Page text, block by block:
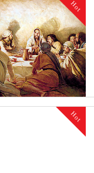
Hot
Hot